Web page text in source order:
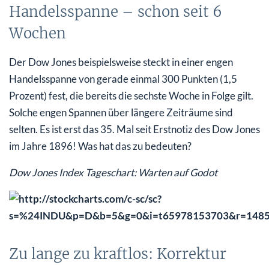
Handelsspanne – schon seit 6
Wochen
Der Dow Jones beispielsweise steckt in einer engen
Handelsspanne von gerade einmal 300 Punkten (1,5
Prozent) fest, die bereits die sechste Woche in Folge gilt.
Solche engen Spannen über längere Zeiträume sind
selten. Es ist erst das 35. Mal seit Erstnotiz des Dow Jones
im Jahre 1896! Was hat das zu bedeuten?
Dow Jones Index Tageschart: Warten auf Godot
Zu lange zu kraftlos: Korrektur